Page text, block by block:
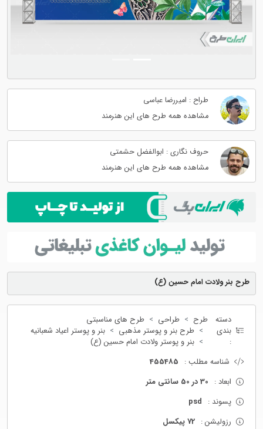
طرح بنر ولادت امام حسین (ع)
دسته
بندی
:
طرح طراحی
طرح های مناسبتی
طرح بنر و پوستر مذهبی
بنر و پوستر اعیاد شعبانیه
بنر و پوستر ولادت امام حسین (ع)
شناسه مطلب : 455485
ابعاد : 30 در 50 سانتی متر
پسوند : psd
رزولیشن : 72 پیکسل
طراح : امیررضا عباسی
مشاهده همه طرح های این هنرمند
حروف نگاری : ابوالفضل حشمتی
مشاهده همه طرح های این هنرمند